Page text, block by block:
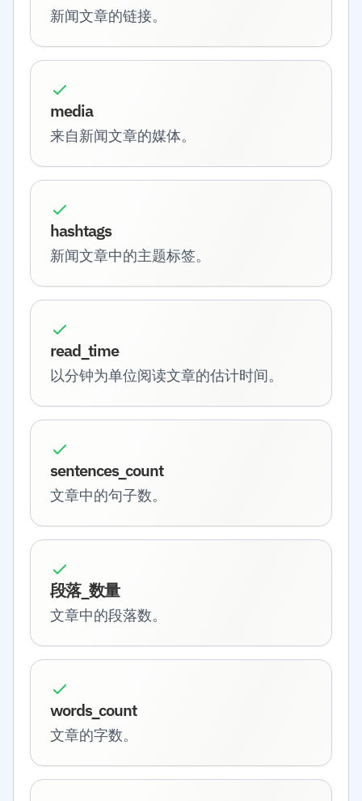
新闻文章的链接。
media
来自新闻文章的媒体。
hashtags
新闻文章中的主题标签。
read_time
以分钟为单位阅读文章的估计时间。
sentences_count
文章中的句子数。
段落_数量
文章中的段落数。
words_count
文章的字数。